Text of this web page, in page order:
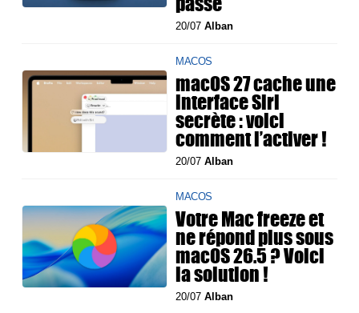
20/07Alban
MACOS
macOS 27 cache une
interface Siri
secrète : voici
comment l’activer !
20/07Alban
MACOS
Votre Mac freeze et
ne répond plus sous
macOS 26.5 ? Voici
la solution !
20/07Alban